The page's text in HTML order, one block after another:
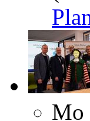
Mo